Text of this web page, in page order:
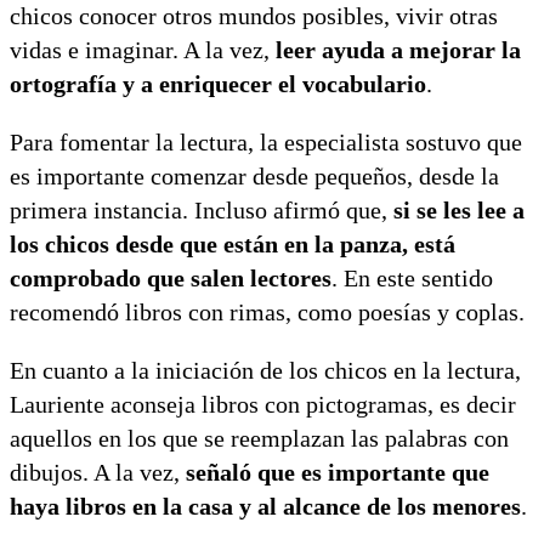
chicos conocer otros mundos posibles, vivir otras
vidas e imaginar. A la vez, leer ayuda a mejorar la
ortografía y a enriquecer el vocabulario.
Para fomentar la lectura, la especialista sostuvo que
es importante comenzar desde pequeños, desde la
primera instancia. Incluso afirmó que, si se les lee a
los chicos desde que están en la panza, está
comprobado que salen lectores. En este sentido
recomendó libros con rimas, como poesías y coplas.
En cuanto a la iniciación de los chicos en la lectura,
Lauriente aconseja libros con pictogramas, es decir
aquellos en los que se reemplazan las palabras con
dibujos. A la vez, señaló que es importante que
haya libros en la casa y al alcance de los menores.